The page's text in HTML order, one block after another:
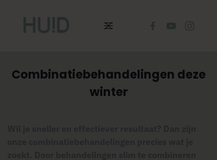
Combinatiebehandelingen deze
winter